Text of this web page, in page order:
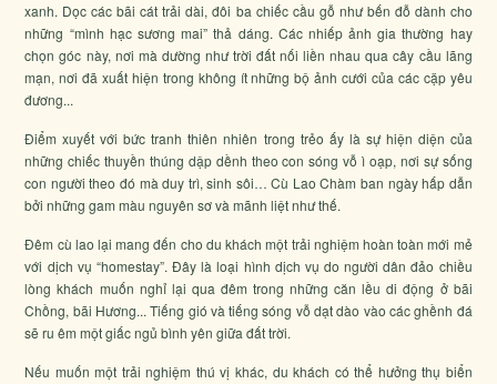
xanh. Dọc các bãi cát trải dài, đôi ba chiếc cầu gỗ như bến đỗ dành cho
những “mình hạc sương mai” thả dáng. Các nhiếp ảnh gia thường hay
chọn góc này, nơi mà dường như trời đất nối liền nhau qua cây cầu lãng
mạn, nơi đã xuất hiện trong không ít những bộ ảnh cưới của các cặp yêu
đương...
Điểm xuyết với bức tranh thiên nhiên trong trẻo ấy là sự hiện diện của
những chiếc thuyền thúng dập dềnh theo con sóng vỗ ì oạp, nơi sự sống
con người theo đó mà duy trì, sinh sôi… Cù Lao Chàm ban ngày hấp dẫn
bởi những gam màu nguyên sơ và mãnh liệt như thế.
Đêm cù lao lại mang đến cho du khách một trải nghiệm hoàn toàn mới mẻ
với dịch vụ “homestay”. Đây là loại hình dịch vụ do người dân đảo chiều
lòng khách muốn nghỉ lại qua đêm trong những căn lều di động ở bãi
Chồng, bãi Hương... Tiếng gió và tiếng sóng vỗ dạt dào vào các ghềnh đá
sẽ ru êm một giấc ngủ bình yên giữa đất trời.
Nếu muốn một trải nghiệm thú vị khác, du khách có thể hưởng thụ biển